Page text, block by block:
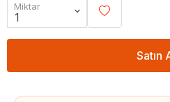
Miktar
Satın